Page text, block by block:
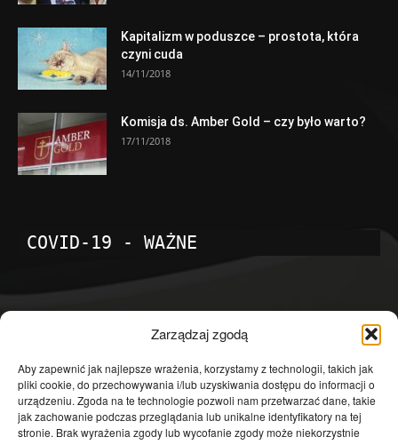
Zarządzaj zgodą
Aby zapewnić jak najlepsze wrażenia, korzystamy z technologii, takich jak
pliki cookie, do przechowywania i/lub uzyskiwania dostępu do informacji o
urządzeniu. Zgoda na te technologie pozwoli nam przetwarzać dane, takie
jak zachowanie podczas przeglądania lub unikalne identyfikatory na tej
stronie. Brak wyrażenia zgody lub wycofanie zgody może niekorzystnie
Kapitalizm w poduszce – prostota, która
czyni cuda
14/11/2018
Komisja ds. Amber Gold – czy było warto?
17/11/2018
COVID-19 - WAŻNE
Temat dnia
4601
Publicystyka
4363
Polityka
3639